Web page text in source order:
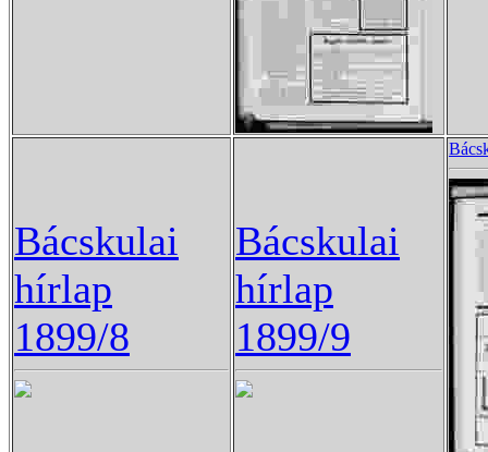
Bácskulai
hírlap
1899/8
Bácskulai
hírlap
1899/9